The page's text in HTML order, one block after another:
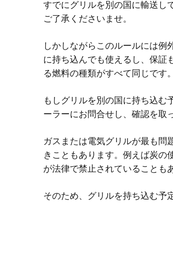
すでにグリルを別の国に輸送し
ご了承くださいませ。
しかしながらこのルールには例
に持ち込んでも使えるし、保証
る燃料の種類がすべて同じです。
もしグリルを別の国に持ち込む
ーラーにお問合せし、確認を取
ガスまたは電気グリルが最も問
きこともあります。例えば炭の
が法律で禁止されていることも
そのため、グリルを持ち込む予